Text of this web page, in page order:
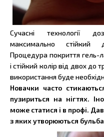
Сучасні технології
максимально стійкий
Процедура покриття гель-
і стійкий колір від двох до
використання буде
Новачки часто
пузириться на нігтях.
може статися і в профі.
з яких утворюються